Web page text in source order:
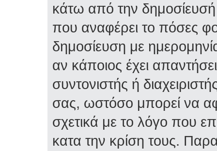
κάτω από την
που αναφέρει το πόσες
δημοσίευση με
αν κάποιος έχει
συντονιστής ή
σας, ωστόσο μπορεί να
σχετικά με το λόγο που
κατα την κρίση τους.